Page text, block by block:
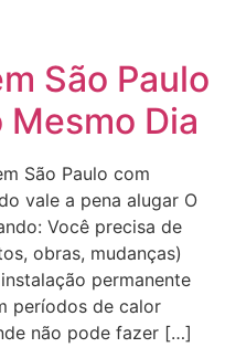
São Paulo
Dia
São Paulo com
vale a pena alugar O
Você precisa de
obras, mudanças)
permanente
períodos de calor
não pode fazer […]